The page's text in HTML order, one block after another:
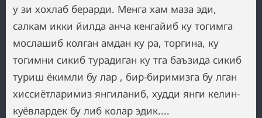
у зи хохлаб берарди. Менга хам маза эди,
салкам икки йилда анча кенгайиб ку тогимга
мослашиб колган амдан ку ра, торгина, ку
тогимни сикиб турадиган ку тга баъзида сикиб
туриш ёкимли бу лар , бир-биримизга бу лган
хиссиётларимиз янгиланиб, худди янги келин-
куёвлардек бу либ колар эдик....